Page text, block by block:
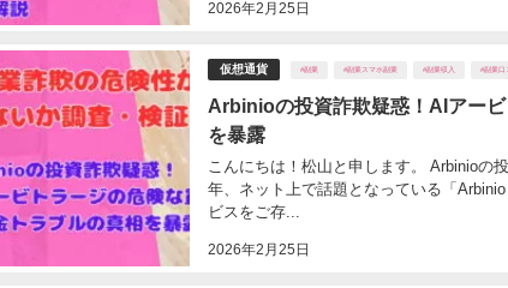
2026年2月25日
仮想通貨 #副業 #副業スマホ副業 #副業収入 #副業口
Arbinioの投資詐欺疑惑！AIアー
を暴露
2026年2月25日
こんにちは！松山と申します。 Arbinioの
年、ネット上で話題となっている「
ビスをご存...